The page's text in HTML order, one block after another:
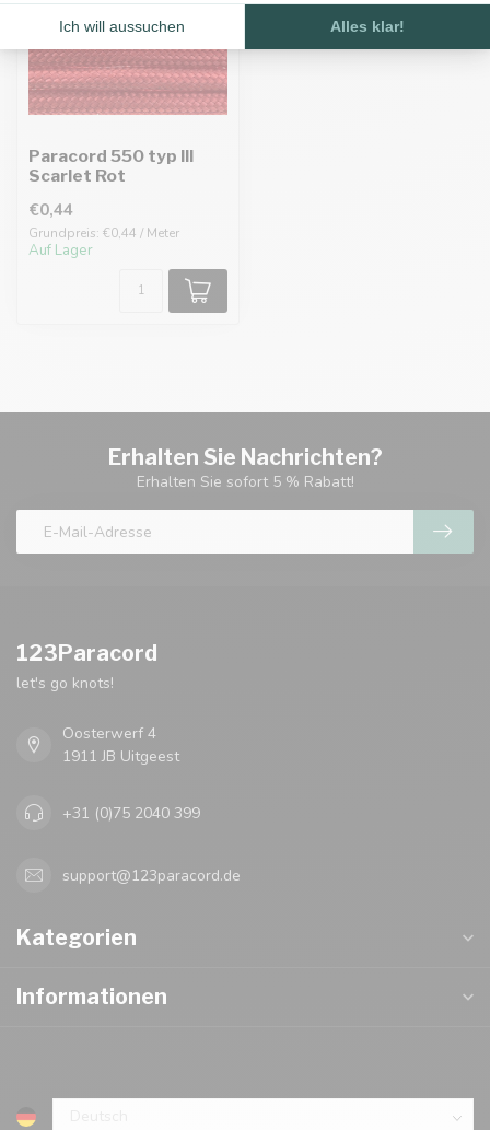
Paracord 550 typ III
Scarlet Rot
€0,44
Grundpreis: €0,44 / Meter
Auf Lager
Erhalten Sie Nachrichten?
Erhalten Sie sofort 5 % Rabatt!
123Paracord
let's go knots!
Oosterwerf 4
1911 JB Uitgeest
+31 (0)75 2040 399
support@123paracord.de
Kategorien
Informationen